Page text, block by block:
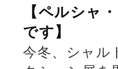
【ペルシャ
です】
今冬、シャル